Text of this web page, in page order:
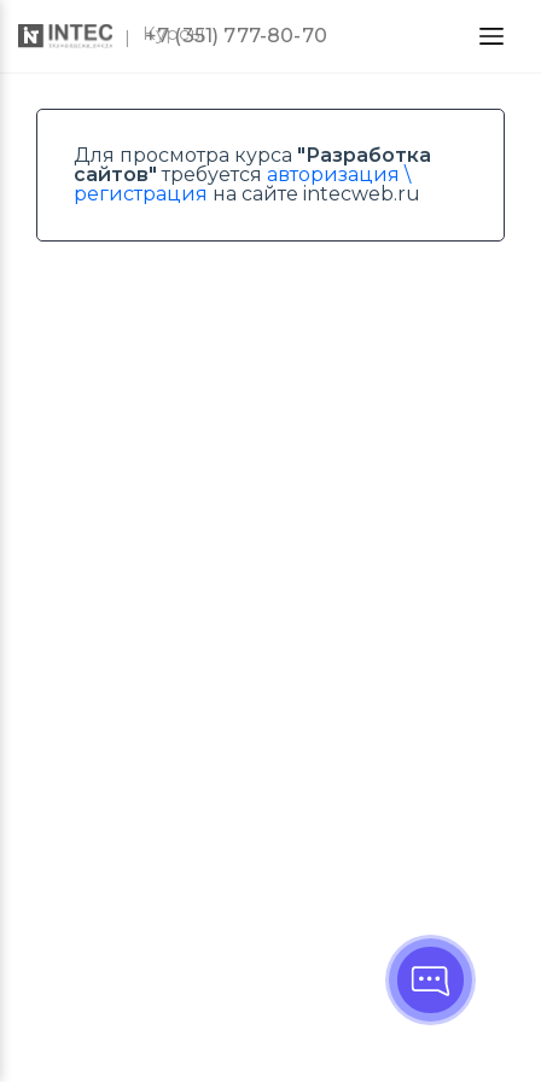
Курсы
+7 (351) 777-80-70
Для просмотра курса "Разработка
сайтов" требуется авторизация \
регистрация на сайте intecweb.ru